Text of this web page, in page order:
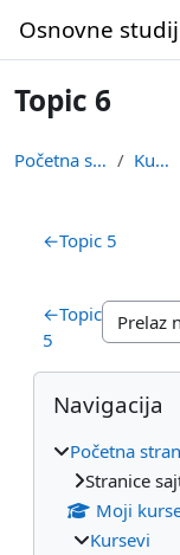
Osnovne
Topic 6
Početna stranica Kursevi
Pregled
←Topic 5
←Topic
5
Blokovi
Preskoči Navigacija
Navigacija
Početna
Stranice
Moji
Kursevi